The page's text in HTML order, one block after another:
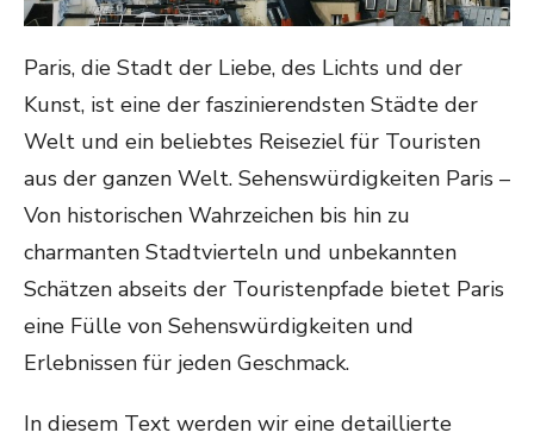
Paris, die Stadt der Liebe, des Lichts und der
Kunst, ist eine der faszinierendsten Städte der
Welt und ein beliebtes Reiseziel für Touristen
aus der ganzen Welt. Sehenswürdigkeiten Paris –
Von historischen Wahrzeichen bis hin zu
charmanten Stadtvierteln und unbekannten
Schätzen abseits der Touristenpfade bietet Paris
eine Fülle von Sehenswürdigkeiten und
Erlebnissen für jeden Geschmack.
In diesem Text werden wir eine detaillierte